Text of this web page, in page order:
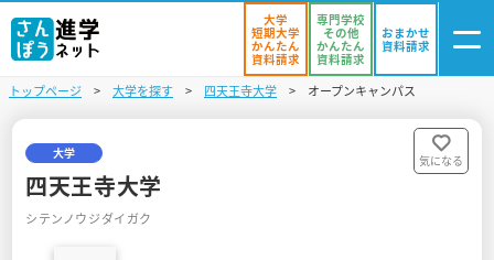
資料リスト
大学
短期大学
かんたん
資料請求
専門学校
その他
かんたん
資料請求
おまかせ
資料請求
トップページ 大学を探す 四天王寺大学 オープンキャンパス
大学
四天王寺大学
シテンノウジダイガク
気になる